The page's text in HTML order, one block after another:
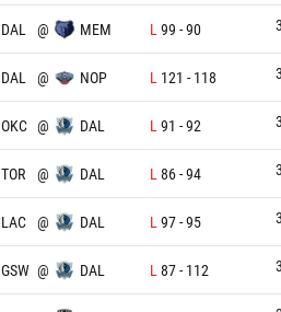
DAL @ MEM L 99 -90
DAL @ NOP L 121 - 118
OKC @ DAL L 91 -92
TOR @ DAL L 86-94
LAC @ DAL L 97-95
GSW @ DAL L 87- 112